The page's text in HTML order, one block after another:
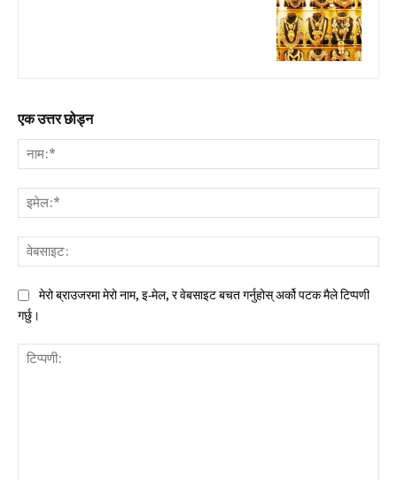
एक उत्तर छोड्न
मेरो ब्राउजरमा मेरो नाम, इ-मेल, र वेबसाइट बचत गर्नुहोस् अर्को पटक मैले टिप्पणी
गर्छु।